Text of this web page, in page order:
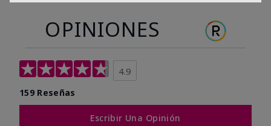
OPINIONES
4.9
159 Reseñas
Escribir Una Opinión